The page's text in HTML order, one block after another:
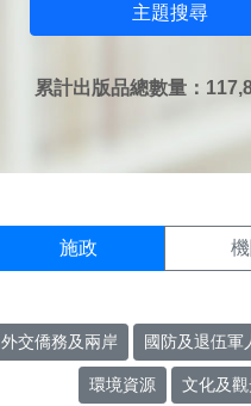
主題搜尋
累計出版品總數量：
施政
外交僑務及兩岸 國防及退伍軍
環境資源 文化及